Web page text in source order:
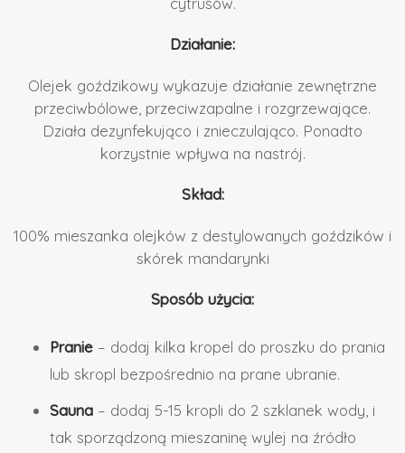
Działanie:
Olejek goździkowy wykazuje działanie zewnętrzne
przeciwbólowe, przeciwzapalne i rozgrzewające.
Działa dezynfekująco i znieczulająco. Ponadto
korzystnie wpływa na nastrój.
Skład:
100% mieszanka olejków z destylowanych goździków i
skórek mandarynki
Sposób użycia:
Pranie – dodaj kilka kropel do proszku do prania
lub skropl bezpośrednio na prane ubranie.
Sauna – dodaj 5-15 kropli do 2 szklanek wody, i
tak sporządzoną mieszaninę wylej na źródło